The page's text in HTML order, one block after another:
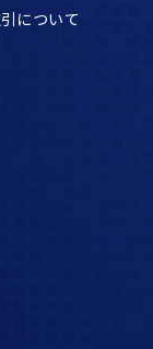
について